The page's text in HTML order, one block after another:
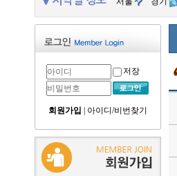
저장
회원가입 아이디/비번찾기